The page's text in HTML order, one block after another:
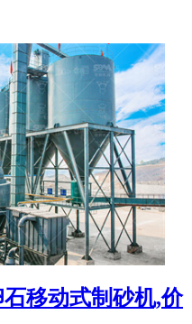
移动式制砂机,价